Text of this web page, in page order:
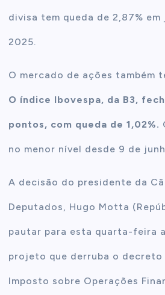
divisa tem queda de 2,87% em
2025.
O mercado de ações também
O índice Ibovespa, da B3,
pontos, com queda de 1,02%.
no menor nível desde 9 de
A decisão do presidente da
Deputados, Hugo Motta
pautar para esta quarta-feira
projeto que derruba o decreto
Imposto sobre Operações